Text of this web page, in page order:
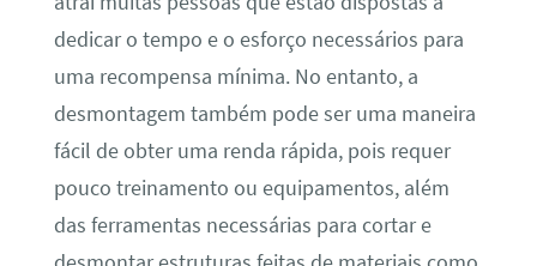
dedicar o tempo e o esforço necessários para
uma recompensa mínima. No entanto, a
desmontagem também pode ser uma maneira
fácil de obter uma renda rápida, pois requer
pouco treinamento ou equipamentos, além
das ferramentas necessárias para cortar e